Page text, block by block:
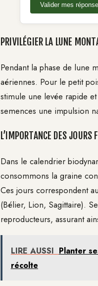
Valider mes
PRIVILÉGIER LA LUNE
Pendant la phase de lune
aériennes. Pour le petit
stimule une levée rapide
semences une impulsion
L’IMPORTANCE DES JOURS
Dans le calendrier
consommons la graine
Ces jours correspondent
(Bélier, Lion, Sagittaire).
reproducteurs, assurant
LIRE AUSSI Planter
récolte